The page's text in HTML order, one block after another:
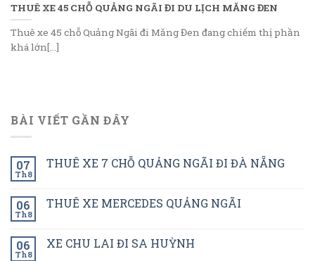
THUÊ XE 45 CHỖ QUẢNG NGÃI ĐI DU LỊCH MĂNG ĐEN
Thuê xe 45 chỗ Quảng Ngãi đi Măng Đen đang chiếm thị phần
khá lớn[...]
BÀI VIẾT GẦN ĐÂY
07
Th8
THUÊ XE 7 CHỖ QUẢNG NGÃI ĐI ĐÀ NẴNG
06
Th8
THUÊ XE MERCEDES QUẢNG NGÃI
06
Th8
XE CHU LAI ĐI SA HUỲNH